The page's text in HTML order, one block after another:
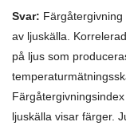
Svar:
av ljuskälla.
på ljus som
ljuskälla visar färger.